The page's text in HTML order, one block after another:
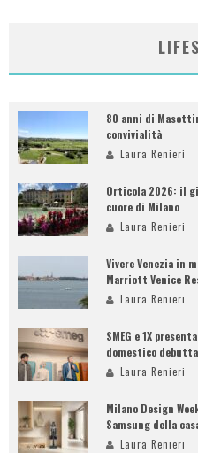
80 anni di
convivialità
Laura Renieri
Orticola 2026: il
cuore di Milano
Laura Renieri
Vivere Venezia in
Marriott Venice
Laura Renieri
SMEG e 1X
domestico
Laura Renieri
Milano Design
Samsung della
Laura Renieri